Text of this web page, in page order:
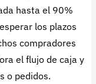
hasta el 90%
los plazos
compradores
el flujo de caja y
o pedidos.